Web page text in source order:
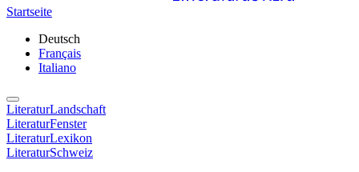
Startseite
Deutsch
Français
Italiano
LiteraturLandschaft
LiteraturFenster
LiteraturLexikon
LiteraturSchweiz